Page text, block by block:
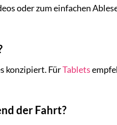
oder zum einfachen
konzipiert. FürTablets
der Fahrt?